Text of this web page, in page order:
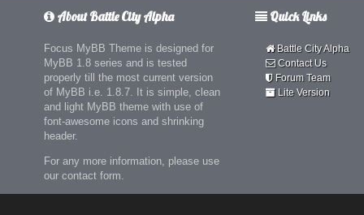
About Battle City Alpha
Focus MyBB Theme is designed for
MyBB 1.8 series and is tested
properly till the most current version
of MyBB i.e. 1.8.7. It is simple, clean
and light MyBB theme with use of
font-awesome icons and shrinking
header.
For any more information, please use
our contact form.
Quick Links
Battle City Alpha
Contact Us
Forum Team
Lite Version